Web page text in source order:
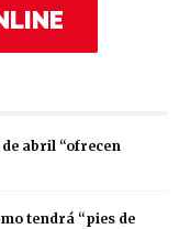
abril “ofrecen
tendrá “pies de